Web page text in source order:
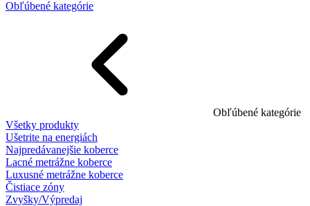
Obľúbené kategórie
Obľúbené kategórie
Všetky produkty
Ušetrite na energiách
Najpredávanejšie koberce
Lacné metrážne koberce
Luxusné metrážne koberce
Čistiace zóny
Zvyšky/Výpredaj